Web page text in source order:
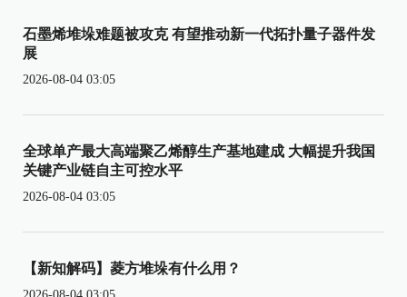
石墨烯堆垛难题被攻克 有望推动新一代拓扑量子器件发
展
2026-08-04 03:05
全球单产最大高端聚乙烯醇生产基地建成 大幅提升我国
关键产业链自主可控水平
2026-08-04 03:05
【新知解码】菱方堆垛有什么用？